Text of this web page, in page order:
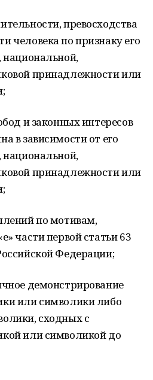
превосходства
человека по признаку его
национальной,
принадлежности или
и законных интересов
в зависимости от его
национальной,
принадлежности или
по мотивам,
части первой статьи 63
Федерации;
демонстрирование
или символики либо
сходных с
или символикой до